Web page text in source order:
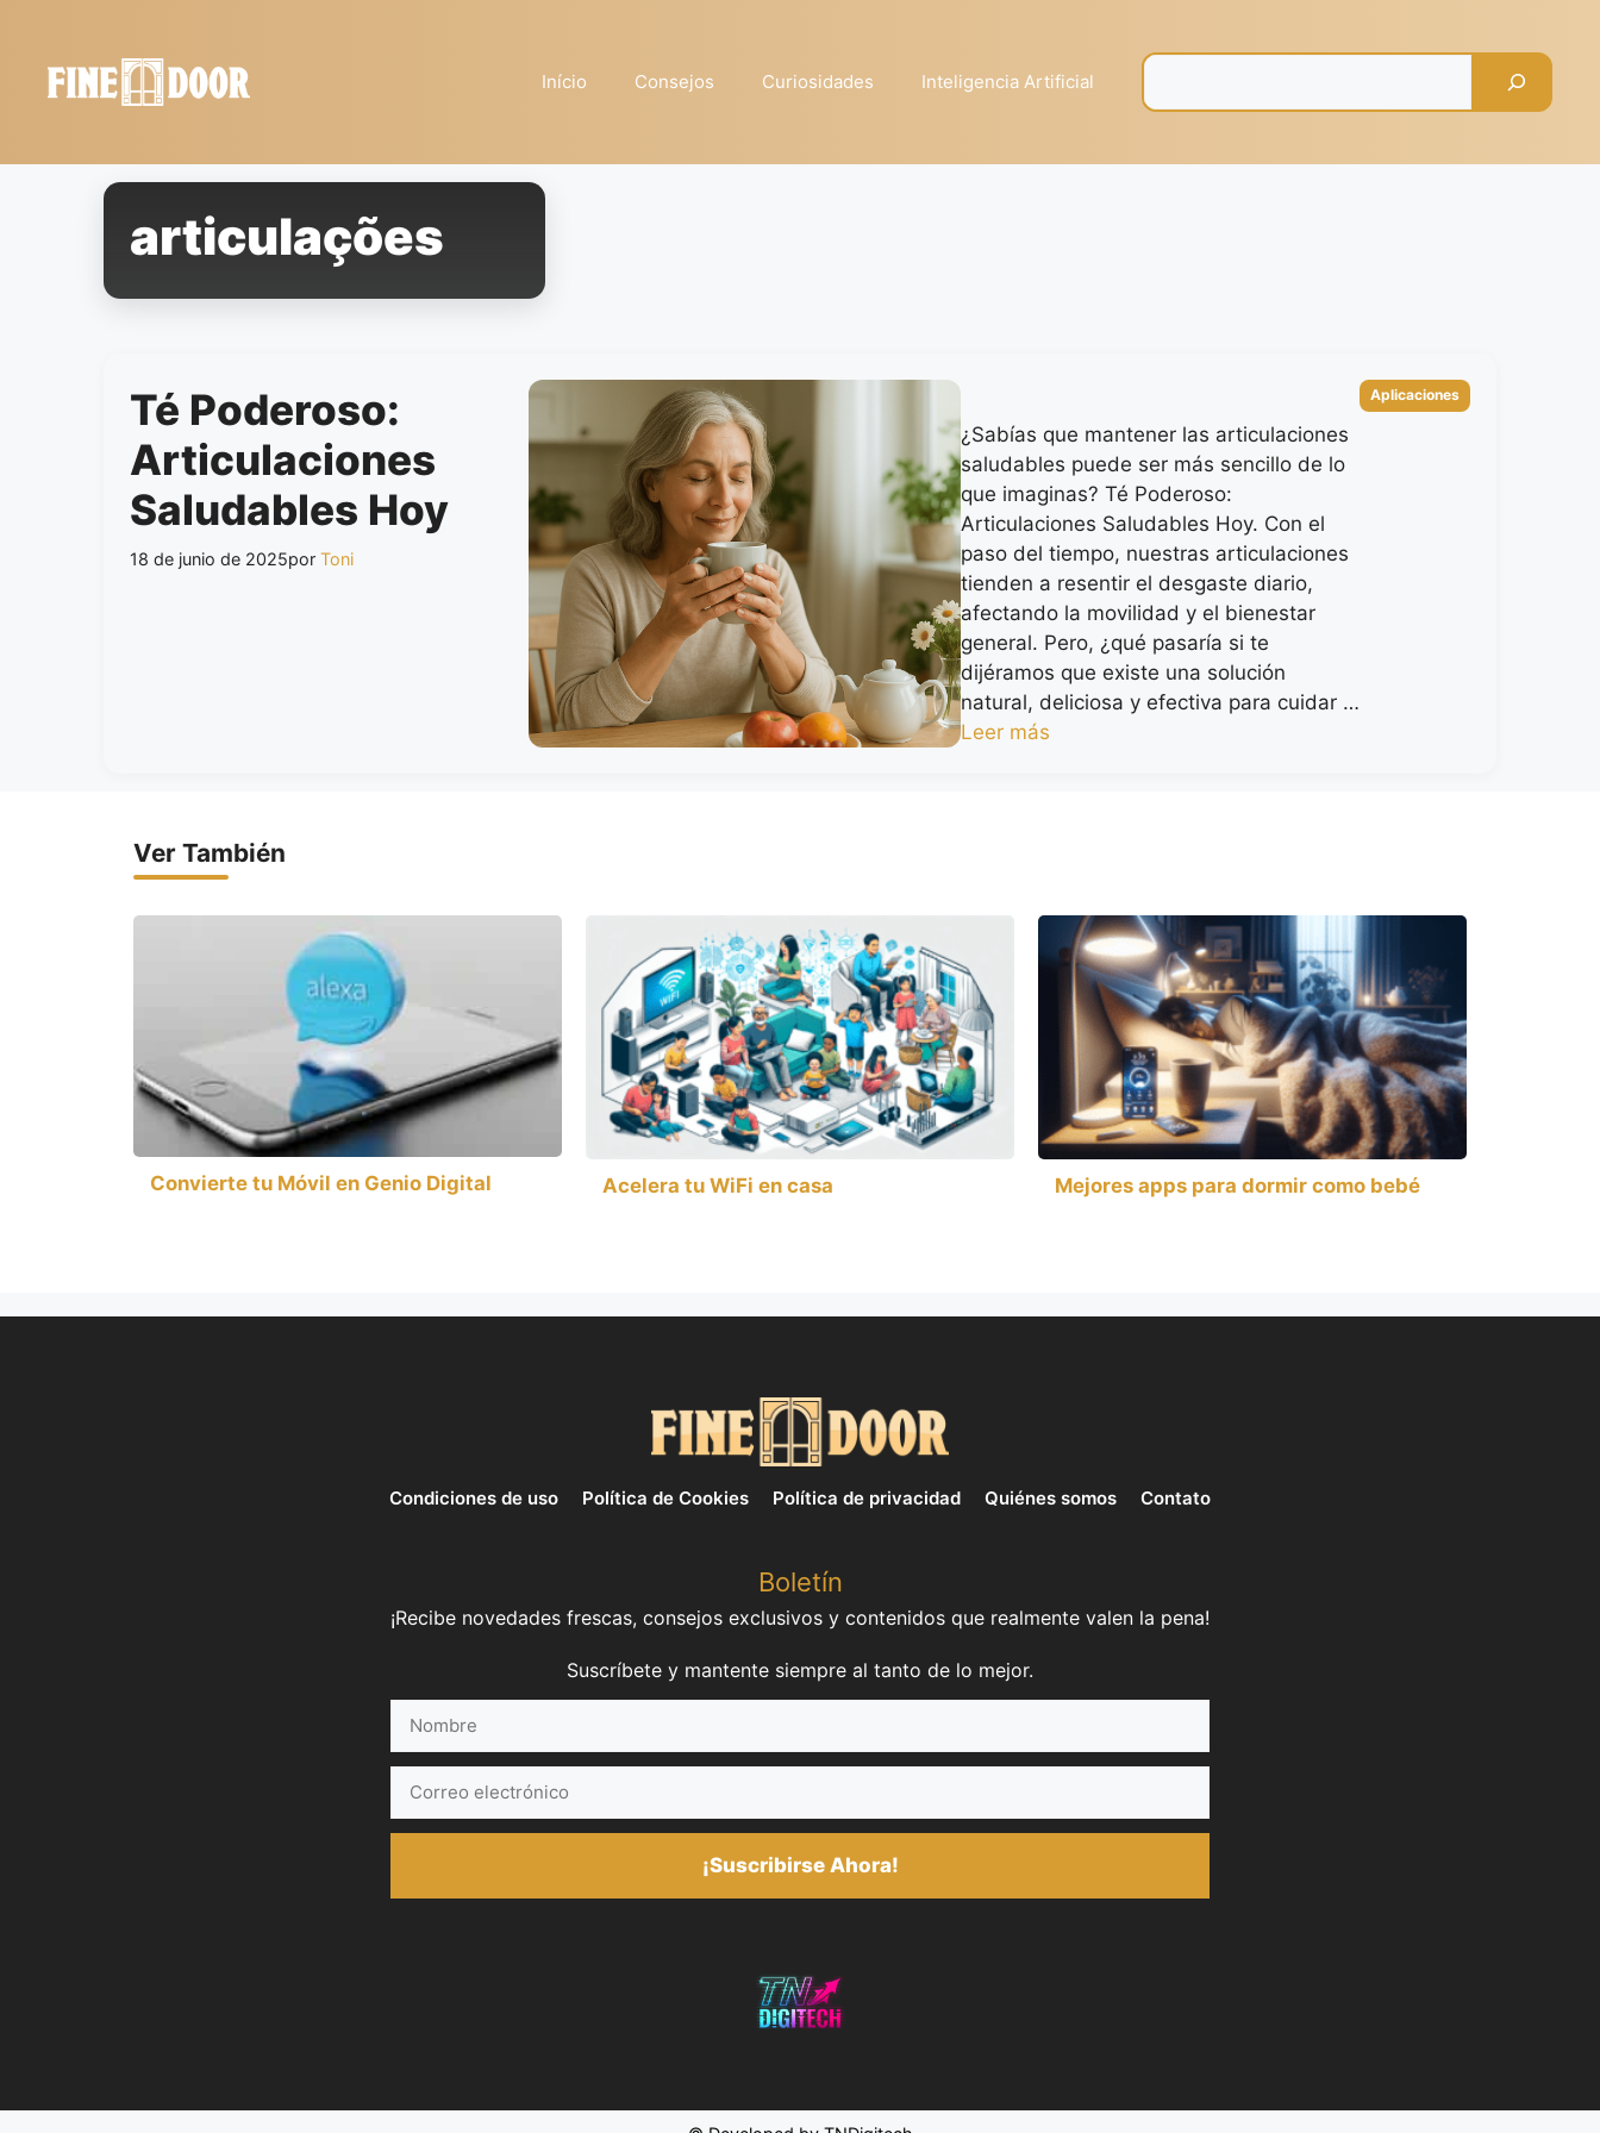
contenido
Início Consejos Curiosidades Inteligencia Artificial
articulações
Té Poderoso:
Articulaciones
Saludables Hoy
18 de junio de 2025por Toni
¿Sabías que mantener las articulaciones
saludables puede ser más sencillo de lo
que imaginas? Té Poderoso:
Articulaciones Saludables Hoy. Con el
paso del tiempo, nuestras articulaciones
tienden a resentir el desgaste diario,
afectando la movilidad y el bienestar
general. Pero, ¿qué pasaría si te
dijéramos que existe una solución
natural, deliciosa y efectiva para cuidar …
Leer más
Categorías
Aplicaciones
Ver También
Convierte tu Móvil en Genio Digital Acelera tu WiFi en casa Mejores apps para dormir como bebé
Condiciones de uso Política de Cookies Política de privacidad Quiénes somos Contato
Boletín
¡Recibe novedades frescas, consejos exclusivos y contenidos que realmente valen la pena!
Suscríbete y mantente siempre al tanto de lo mejor.
electrónico
¡Suscribirse Ahora!